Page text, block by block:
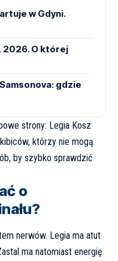
w Gdyni.
2026. O której
gdzie
strony: Legia Kosz
którzy nie mogą
by szybko sprawdzić
o
nerwów. Legia ma atut
ma natomiast energię